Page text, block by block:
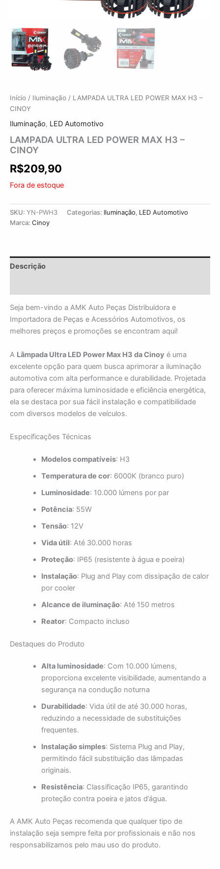
Início / Iluminação / LAMPADA ULTRA LED POWER MAX H3 –
CINOY
Iluminação, LED Automotivo
LAMPADA ULTRA LED POWER MAX H3 –
CINOY
R$209,90
Fora de estoque
SKU: YN-PWH3 Categorias: Iluminação, LED Automotivo
Marca: Cinoy
Descrição
Seja bem-vindo a AMK Auto Peças Distribuidora e
Importadora de Peças e Acessórios Automotivos, os
melhores preços e promoções se encontram aqui!
A Lâmpada Ultra LED Power Max H3 da Cinoy é uma
excelente opção para quem busca aprimorar a iluminação
automotiva com alta performance e durabilidade. Projetada
para oferecer máxima luminosidade e eficiência energética,
ela se destaca por sua fácil instalação e compatibilidade
com diversos modelos de veículos.
Especificações Técnicas
Modelos compatíveis: H3
Temperatura de cor: 6000K (branco puro)
Luminosidade: 10.000 lúmens por par
Potência: 55W
Tensão: 12V
Vida útil: Até 30.000 horas
Proteção: IP65 (resistente à água e poeira)
Instalação: Plug and Play com dissipação de calor
por cooler
Alcance de iluminação: Até 150 metros
Reator: Compacto incluso
Destaques do Produto
Alta luminosidade: Com 10.000 lúmens,
proporciona excelente visibilidade, aumentando a
segurança na condução noturna
Durabilidade: Vida útil de até 30.000 horas,
reduzindo a necessidade de substituições
frequentes.
Instalação simples: Sistema Plug and Play,
permitindo fácil substituição das lâmpadas
originais.
Resistência: Classificação IP65, garantindo
proteção contra poeira e jatos d’água.
A AMK Auto Peças recomenda que qualquer tipo de
instalação seja sempre feita por profissionais e não nos
responsabilizamos pelo mau uso do produto.